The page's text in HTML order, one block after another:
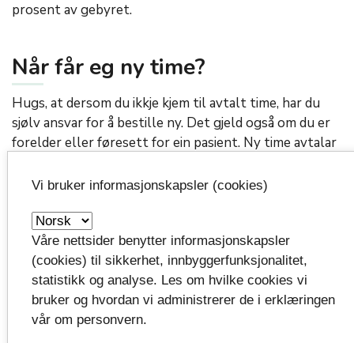
prosent av gebyret.
Når får eg ny time?
Hugs, at dersom du ikkje kjem til avtalt time, har du
sjølv ansvar for å bestille ny. Det gjeld også om du er
forelder eller føresett for ein pasient. Ny time avtalar
Oppdatert: 21.09.2021 kl.13:08
Vi bruker informasjonskapsler (cookies)
Våre nettsider benytter informasjonskapsler
(cookies) til sikkerhet, innbyggerfunksjonalitet,
statistikk og analyse. Les om hvilke cookies vi
bruker og hvordan vi administrerer de i erklæringen
vår om personvern.